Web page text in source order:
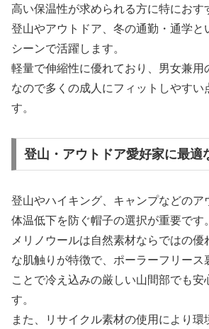
高い保温性が求められる方に特におす
登山やアウトドア、冬の通勤・通学と
シーンで活躍します。
軽量で伸縮性に優れており、男女兼用
なので多くの成人にフィットしやすい
す。
登山・アウトドア愛好家に最適
登山やハイキング、キャンプなどのア
体温低下を防ぐ帽子の選択が重要です。
メリノウールは自然素材ならではの
な肌触りが特徴で、ポーラーフリース
ことで冷え込みの厳しい山間部でも安
す。
また、リサイクル素材の使用により環